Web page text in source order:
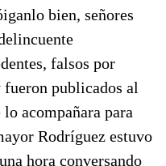
bien, señores
falsos por
publicados al
acompañara para
Rodríguez estuvo
hora conversando